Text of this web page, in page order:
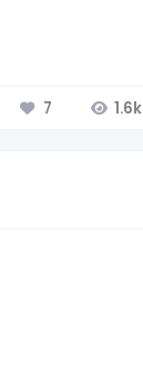
7 1.6k